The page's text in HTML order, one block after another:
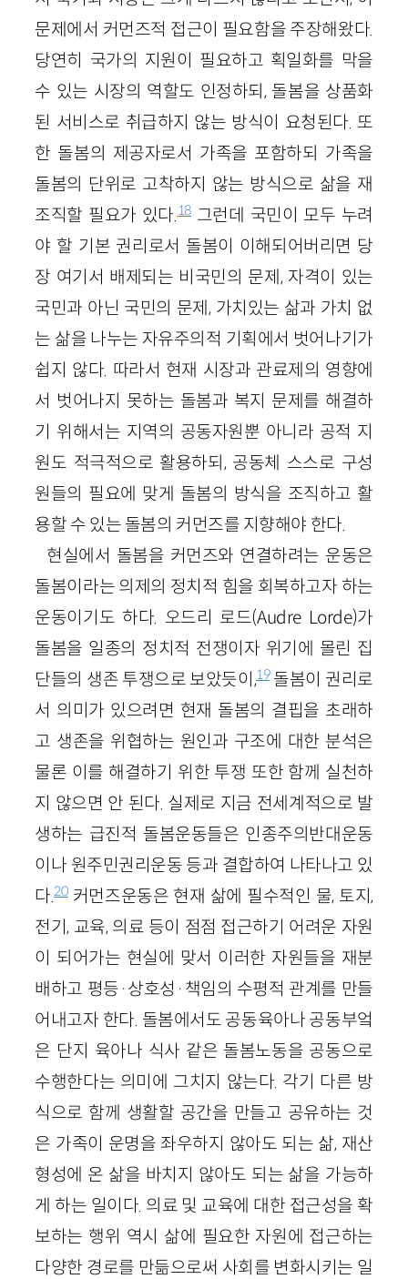
문제에서 커먼즈적 접근이 필요함을 주장해왔다.
당연히 국가의 지원이 필요하고 획일화를 막을
수 있는 시장의 역할도 인정하되, 돌봄을 상품화
된 서비스로 취급하지 않는 방식이 요청된다. 또
한 돌봄의 제공자로서 가족을 포함하되 가족을
돌봄의 단위로 고착하지 않는 방식으로 삶을 재
조직할 필요가 있다.18그런데 국민이 모두 누려
야 할 기본 권리로서 돌봄이 이해되어버리면 당
장 여기서 배제되는 비국민의 문제, 자격이 있는
국민과 아닌 국민의 문제, 가치있는 삶과 가치 없
는 삶을 나누는 자유주의적 기획에서 벗어나기가
쉽지 않다. 따라서 현재 시장과 관료제의 영향에
서 벗어나지 못하는 돌봄과 복지 문제를 해결하
기 위해서는 지역의 공동자원뿐 아니라 공적 지
원도 적극적으로 활용하되, 공동체 스스로 구성
원들의 필요에 맞게 돌봄의 방식을 조직하고 활
용할 수 있는 돌봄의 커먼즈를 지향해야 한다.
현실에서 돌봄을 커먼즈와 연결하려는 운동은
돌봄이라는 의제의 정치적 힘을 회복하고자 하는
운동이기도 하다. 오드리 로드(Audre Lorde)가
돌봄을 일종의 정치적 전쟁이자 위기에 몰린 집
단들의 생존 투쟁으로 보았듯이,19돌봄이 권리로
서 의미가 있으려면 현재 돌봄의 결핍을 초래하
고 생존을 위협하는 원인과 구조에 대한 분석은
물론 이를 해결하기 위한 투쟁 또한 함께 실천하
지 않으면 안 된다. 실제로 지금 전세계적으로 발
생하는 급진적 돌봄운동들은 인종주의반대운동
이나 원주민권리운동 등과 결합하여 나타나고 있
다.20커먼즈운동은 현재 삶에 필수적인 물, 토지,
전기, 교육, 의료 등이 점점 접근하기 어려운 자원
이 되어가는 현실에 맞서 이러한 자원들을 재분
배하고 평등·상호성·책임의 수평적 관계를 만들
어내고자 한다. 돌봄에서도 공동육아나 공동부엌
은 단지 육아나 식사 같은 돌봄노동을 공동으로
수행한다는 의미에 그치지 않는다. 각기 다른 방
식으로 함께 생활할 공간을 만들고 공유하는 것
은 가족이 운명을 좌우하지 않아도 되는 삶, 재산
형성에 온 삶을 바치지 않아도 되는 삶을 가능하
게 하는 일이다. 의료 및 교육에 대한 접근성을 확
보하는 행위 역시 삶에 필요한 자원에 접근하는
다양한 경로를 만듦으로써 사회를 변화시키는 일